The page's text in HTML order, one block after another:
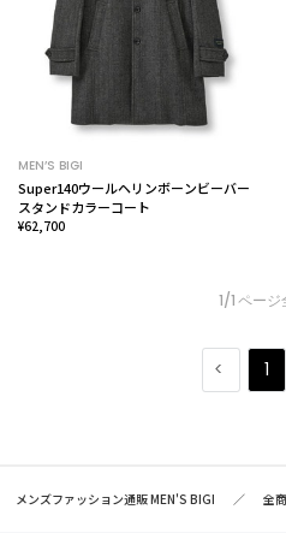
MEN’S BIGI
Super140ウールヘリンボーンビーバー
スタンドカラーコート
¥62,700
1/1 ペー
1
メンズファッション通販 MEN'S BIGI 全